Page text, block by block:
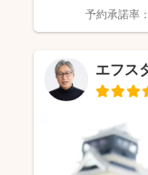
予約承諾率：
エフス